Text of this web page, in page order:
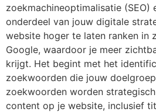
zoekmachineoptimalisatie (SEO)
onderdeel van jouw digitale
website hoger te laten ranken in
Google, waardoor je meer
krijgt. Het begint met het
zoekwoorden die jouw
zoekwoorden worden
content op je website, inclusief